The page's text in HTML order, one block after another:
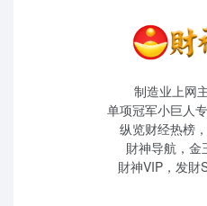
制造业上网
单项冠军小巨人
纵览财经热榜
財神导航，金
財神VIP，发財